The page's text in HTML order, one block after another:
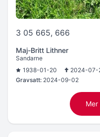
3 05 665, 666
Maj-Britt Lithner
Sandarne
1938-01-20
2024-07-
Gravsatt: 2024-09-02